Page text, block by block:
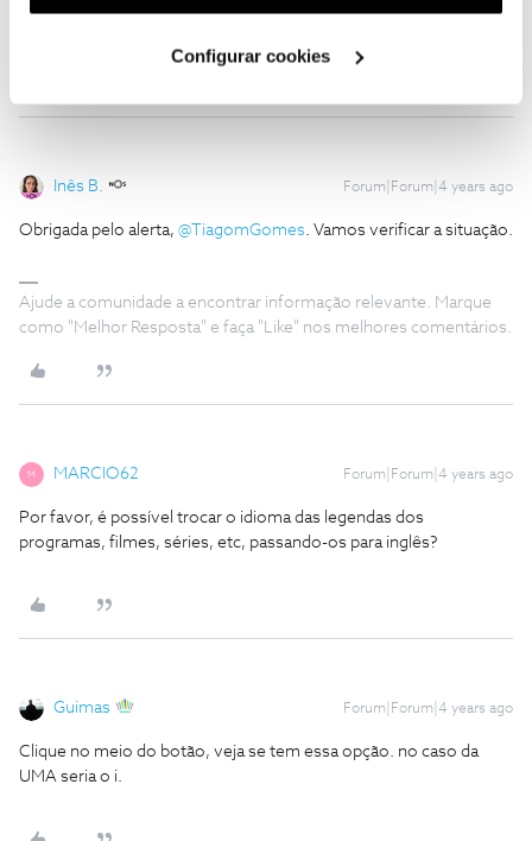
utilização dos cookies clicando em "Configurar
Configurar cookies
Inês B. Forum|Forum|4 years ago
Obrigada pelo alerta, @TiagomGomes. Vamos verificar a situação.
Ajude a comunidade a encontrar informação relevante. Marque
como "Melhor Resposta" e faça "Like" nos melhores comentários.
M MARCIO62 Forum|Forum|4 years ago
Por favor, é possível trocar o idioma das legendas dos
programas, filmes, séries, etc, passando-os para inglês?
Guimas Forum|Forum|4 years ago
Clique no meio do botão, veja se tem essa opção. no caso da
UMA seria o i.